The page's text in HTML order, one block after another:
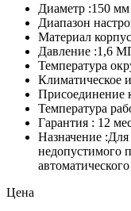
Диаметр :150 мм
Диапазон
Материал
Давление :1,6
Температура
Климатическое
Присоединение
Температура
Гарантия : 12
Назначение
недопустимого
Цена